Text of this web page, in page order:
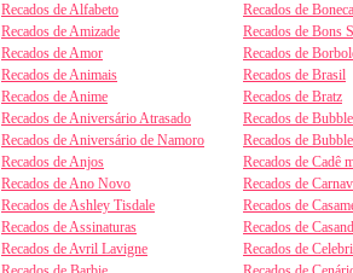
Recados de Alfabeto
Recados de Amizade
Recados de Amor
Recados de Animais
Recados de Anime
Recados de Aniversário Atrasado
Recados de Aniversário de Namoro
Recados de Anjos
Recados de Ano Novo
Recados de Ashley Tisdale
Recados de Assinaturas
Recados de Avril Lavigne
Recados de
Recados de Bons
Recados de
Recados de Brasil
Recados de Bratz
Recados de
Recados de
Recados de Cadê
Recados de
Recados de
Recados de
Recados de